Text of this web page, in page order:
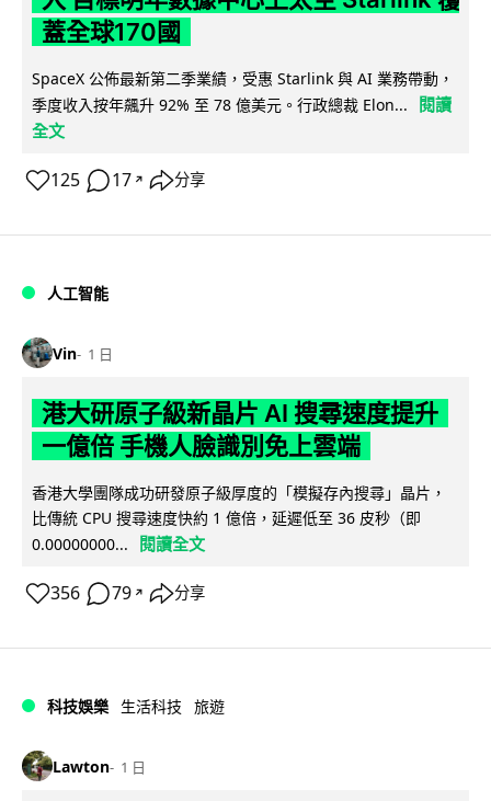
蓋全球170國
SpaceX 公佈最新第二季業績，受惠 Starlink 與 AI 業務帶動，
季度收入按年飆升 92% 至 78 億美元。行政總裁 Elon...
閱讀
全文
125 17 ↗ 分享
人工智能
Vin 1 日
港大研原子級新晶片 AI 搜尋速度提升
一億倍 手機人臉識別免上雲端
香港大學團隊成功研發原子級厚度的「模擬存內搜尋」晶片，
比傳統 CPU 搜尋速度快約 1 億倍，延遲低至 36 皮秒（即
0.00000000...
閱讀全文
356 79 ↗ 分享
科技娛樂 生活科技 旅遊
Lawton 1 日